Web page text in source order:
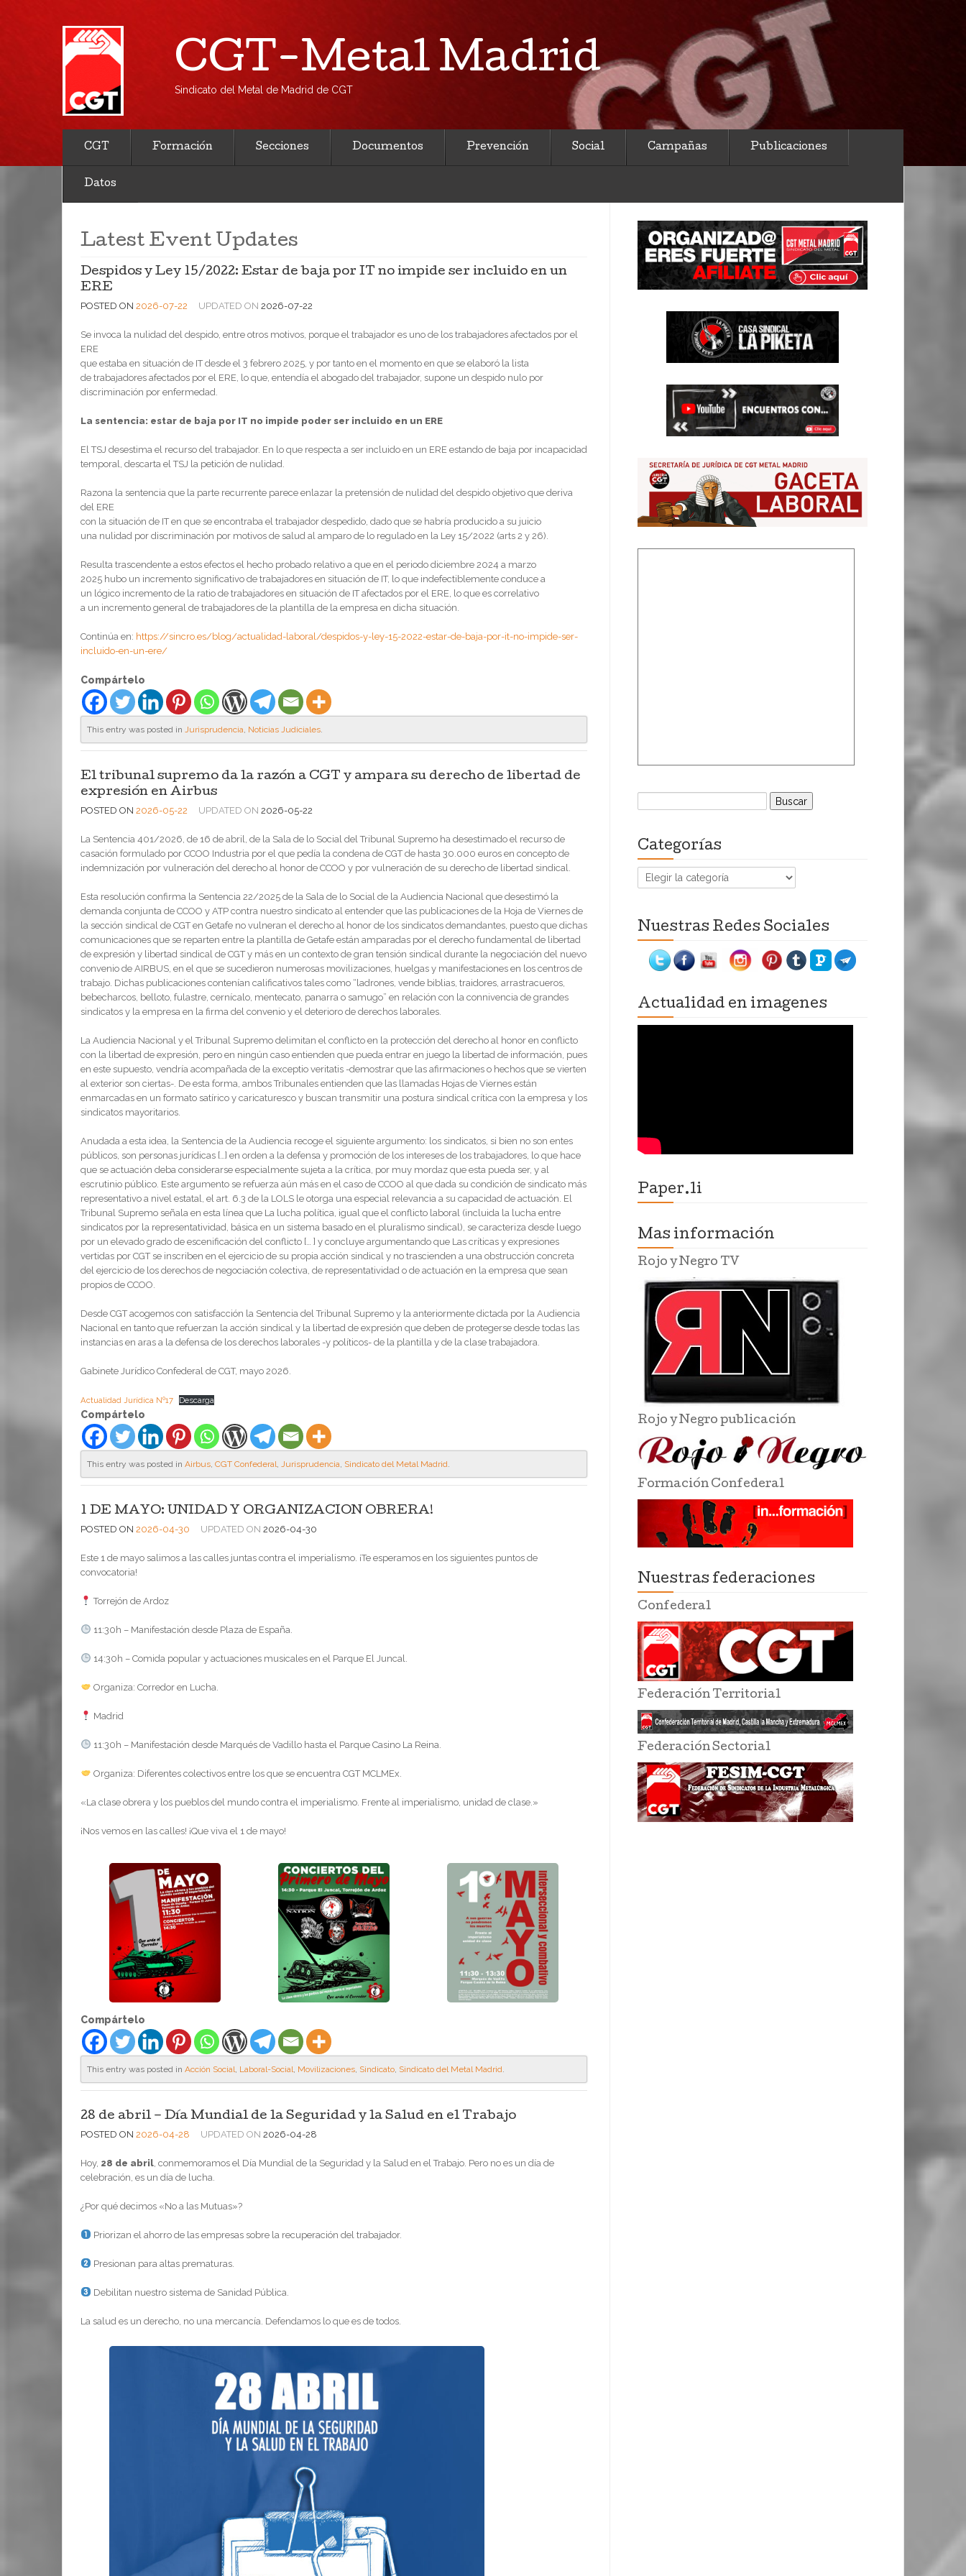
CGT-Metal Madrid
Sindicato del Metal de Madrid de CGT
CGT Formación Secciones Documentos Prevención Social Campañas Publicaciones
Datos
Latest Event Updates
Despidos y Ley 15/2022: Estar de baja por IT no impide ser incluido en un
ERE
POSTED ON 2026-07-22 UPDATED ON 2026-07-22
Se invoca la nulidad del despido, entre otros motivos, porque el trabajador es uno de los trabajadores afectados por el
ERE
que estaba en situación de IT desde el 3 febrero 2025, y por tanto en el momento en que se elaboró la lista
de trabajadores afectados por el ERE, lo que, entendía el abogado del trabajador, supone un despido nulo por
discriminación por enfermedad.
La sentencia: estar de baja por IT no impide poder ser incluido en un ERE
El TSJ desestima el recurso del trabajador. En lo que respecta a ser incluido en un ERE estando de baja por incapacidad
temporal, descarta el TSJ la petición de nulidad.
Razona la sentencia que la parte recurrente parece enlazar la pretensión de nulidad del despido objetivo que deriva
del ERE
con la situación de IT en que se encontraba el trabajador despedido, dado que se habría producido a su juicio
una nulidad por discriminación por motivos de salud al amparo de lo regulado en la Ley 15/2022 (arts 2 y 26).
Resulta trascendente a estos efectos el hecho probado relativo a que en el periodo diciembre 2024 a marzo
2025 hubo un incremento significativo de trabajadores en situación de IT, lo que indefectiblemente conduce a
un lógico incremento de la ratio de trabajadores en situación de IT afectados por el ERE, lo que es correlativo
a un incremento general de trabajadores de la plantilla de la empresa en dicha situación.
Continúa en: https://sincro.es/blog/actualidad-laboral/despidos-y-ley-15-2022-estar-de-baja-por-it-no-impide-ser-
incluido-en-un-ere/
Compártelo
This entry was posted in Jurisprudencia, Noticias Judiciales.
El tribunal supremo da la razón a CGT y ampara su derecho de libertad de
expresión en Airbus
POSTED ON 2026-05-22 UPDATED ON 2026-05-22
La Sentencia 401/2026, de 16 de abril, de la Sala de lo Social del Tribunal Supremo ha desestimado el recurso de
casación formulado por CCOO Industria por el que pedía la condena de CGT de hasta 30.000 euros en concepto de
indemnización por vulneración del derecho al honor de CCOO y por vulneración de su derecho de libertad sindical.
Esta resolución confirma la Sentencia 22/2025 de la Sala de lo Social de la Audiencia Nacional que desestimó la
demanda conjunta de CCOO y ATP contra nuestro sindicato al entender que las publicaciones de la Hoja de Viernes de
la sección sindical de CGT en Getafe no vulneran el derecho al honor de los sindicatos demandantes, puesto que dichas
comunicaciones que se reparten entre la plantilla de Getafe están amparadas por el derecho fundamental de libertad
de expresión y libertad sindical de CGT y más en un contexto de gran tensión sindical durante la negociación del nuevo
convenio de AIRBUS, en el que se sucedieron numerosas movilizaciones, huelgas y manifestaciones en los centros de
trabajo. Dichas publicaciones contenían calificativos tales como “ladrones, vende biblias, traidores, arrastracueros,
bebecharcos, belloto, fulastre, cernícalo, mentecato, panarra o samugo” en relación con la connivencia de grandes
sindicatos y la empresa en la firma del convenio y el deterioro de derechos laborales.
La Audiencia Nacional y el Tribunal Supremo delimitan el conflicto en la protección del derecho al honor en conflicto
con la libertad de expresión, pero en ningún caso entienden que pueda entrar en juego la libertad de información, pues
en este supuesto, vendría acompañada de la exceptio veritatis -demostrar que las afirmaciones o hechos que se vierten
al exterior son ciertas-. De esta forma, ambos Tribunales entienden que las llamadas Hojas de Viernes están
enmarcadas en un formato satírico y caricaturesco y buscan transmitir una postura sindical crítica con la empresa y los
sindicatos mayoritarios.
Anudada a esta idea, la Sentencia de la Audiencia recoge el siguiente argumento: los sindicatos, si bien no son entes
públicos, son personas jurídicas […] en orden a la defensa y promoción de los intereses de los trabajadores, lo que hace
que se actuación deba considerarse especialmente sujeta a la crítica, por muy mordaz que esta pueda ser, y al
escrutinio público. Este argumento se refuerza aún más en el caso de CCOO al que dada su condición de sindicato más
representativo a nivel estatal, el art. 6.3 de la LOLS le otorga una especial relevancia a su capacidad de actuación. El
Tribunal Supremo señala en esta línea que La lucha política, igual que el conflicto laboral (incluida la lucha entre
sindicatos por la representatividad, básica en un sistema basado en el pluralismo sindical), se caracteriza desde luego
por un elevado grado de escenificación del conflicto [… ] y concluye argumentando que Las críticas y expresiones
vertidas por CGT se inscriben en el ejercicio de su propia acción sindical y no trascienden a una obstrucción concreta
del ejercicio de los derechos de negociación colectiva, de representatividad o de actuación en la empresa que sean
propios de CCOO.
Desde CGT acogemos con satisfacción la Sentencia del Tribunal Supremo y la anteriormente dictada por la Audiencia
Nacional en tanto que refuerzan la acción sindical y la libertad de expresión que deben de protegerse desde todas las
instancias en aras a la defensa de los derechos laborales -y políticos- de la plantilla y de la clase trabajadora.
Gabinete Jurídico Confederal de CGT, mayo 2026.
Actualidad Jurídica Nº17 Descarga
Compártelo
This entry was posted in Airbus, CGT Confederal, Jurisprudencia, Sindicato del Metal Madrid.
1 DE MAYO: UNIDAD Y ORGANIZACIÓN OBRERA!
POSTED ON 2026-04-30 UPDATED ON 2026-04-30
Este 1 de mayo salimos a las calles juntas contra el imperialismo. ¡Te esperamos en los siguientes puntos de
convocatoria!
Torrejón de Ardoz
11:30h – Manifestación desde Plaza de España.
14:30h – Comida popular y actuaciones musicales en el Parque El Juncal.
Organiza: Corredor en Lucha.
Madrid
11:30h – Manifestación desde Marqués de Vadillo hasta el Parque Casino La Reina.
Organiza: Diferentes colectivos entre los que se encuentra CGT MCLMEx.
«La clase obrera y los pueblos del mundo contra el imperialismo. Frente al imperialismo, unidad de clase.»
¡Nos vemos en las calles! ¡Que viva el 1 de mayo!
Compártelo
This entry was posted in Acción Social Laboral-Social Movilizaciones Sindicato Sindicato del Metal Madrid
28 de abril – Día Mundial de la Seguridad y la Salud en el Trabajo
POSTED ON 2026-04-28 UPDATED ON 2026-04-28
Hoy, 28 de abril , conmemoramos el Día Mundial de la Seguridad y la Salud en el Trabajo. Pero no es un día de
celebración, es un día de lucha.
¿Por qué decimos «No a las Mutuas»?
Priorizan el ahorro de las empresas sobre la recuperación del trabajador.
Presionan para altas prematuras.
Debilitan nuestro sistema de Sanidad Pública.
La salud es un derecho, no una mercancía. Defendamos lo que es de todos.
Buscar:
Categorías
Categorías
Nuestras Redes Sociales
Actualidad en imagenes
Paper.li
Mas información
Rojo y Negro TV
Rojo y Negro publicación
Formación Confederal
Nuestras federaciones
Confederal
Federación Territorial
Federación Sectorial